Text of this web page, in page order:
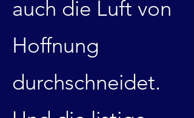
auch die Luft von
Hoffnung
durchschneidet.